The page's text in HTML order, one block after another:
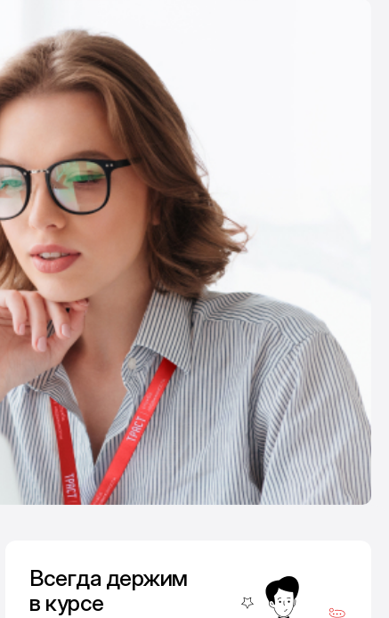
Всегда держим
в курсе